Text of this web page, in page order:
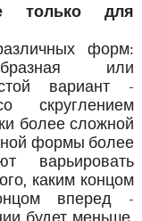
только для
форм:
или
вариант -
скруглением
более сложной
формы более
варьировать
каким концом
вперед -